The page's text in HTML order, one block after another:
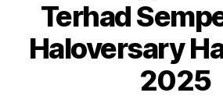
Terhad
Haloversary
2025